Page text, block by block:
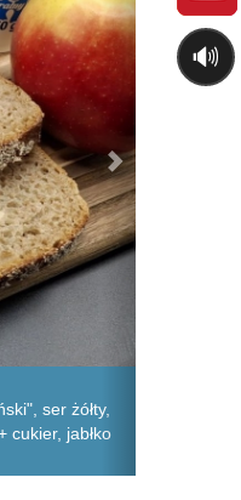
ser żółty,
cukier, jabłko
🔊